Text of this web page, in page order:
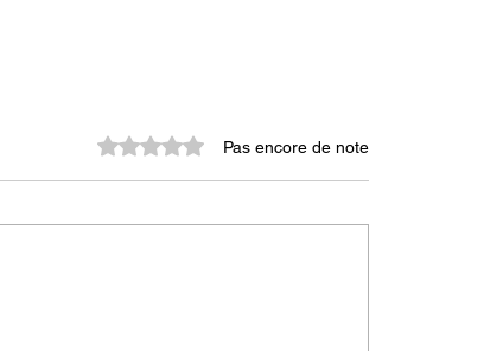
Noté 0 étoile sur 5.Pas encore de note